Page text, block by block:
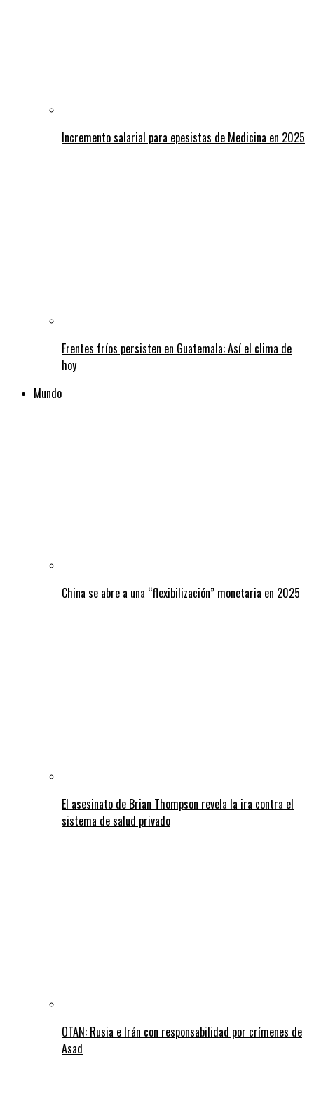
Incremento salarial para epesistas de Medicina en 2025
Frentes fríos persisten en Guatemala: Así el clima de
hoy
Mundo
China se abre a una “flexibilización” monetaria en 2025
El asesinato de Brian Thompson revela la ira contra el
sistema de salud privado
OTAN: Rusia e Irán con responsabilidad por crímenes de
Asad